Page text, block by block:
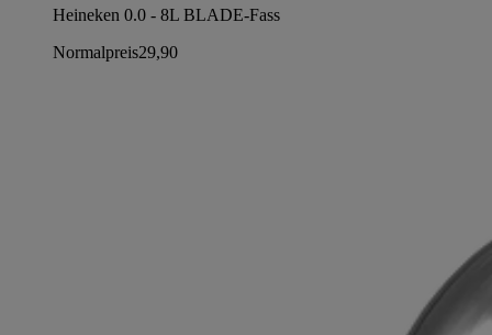
Heineken 0.0 - 8L BLADE-Fass
Normalpreis29,90